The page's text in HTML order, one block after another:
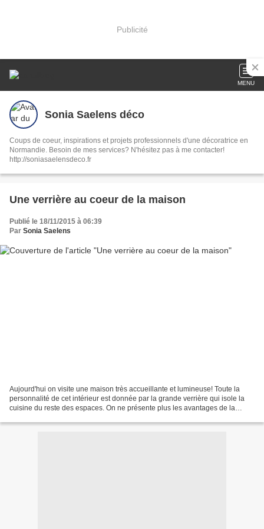
Publicité
MENU
Sonia Saelens déco
Coups de coeur, inspirations et projets professionnels d'une décoratrice en
Normandie. Besoin de mes services? N'hésitez pas à me contacter!
http://soniasaelensdeco.fr
Une verrière au coeur de la maison
Publié le 18/11/2015 à 06:39
Par Sonia Saelens
Aujourd'hui on visite une maison très accueillante et lumineuse! Toute la
personnalité de cet intérieur est donnée par la grande verrière qui isole la
cuisine du reste des espaces. On ne présente plus les avantages de la